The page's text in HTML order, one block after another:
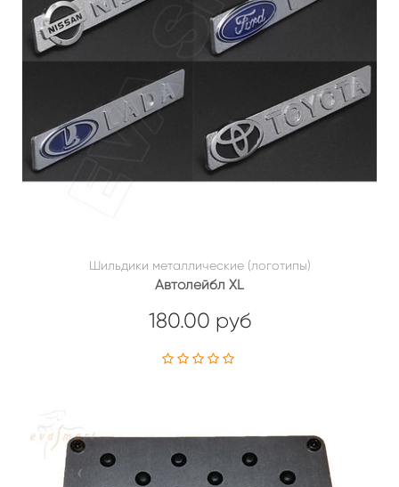
Шильдики металлические (логотипы)
Автолейбл XL
180.00 руб